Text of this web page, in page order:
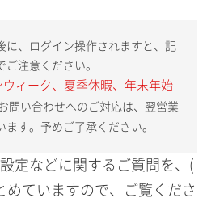
に、ログイン操作されますと、記
ご注意ください。
ィーク、夏季休暇、年末年始
問い合わせへのご対応は、翌営業
ます。予めご了承ください。
定などに関するご質問を、(
めていますので、ご覧くださ